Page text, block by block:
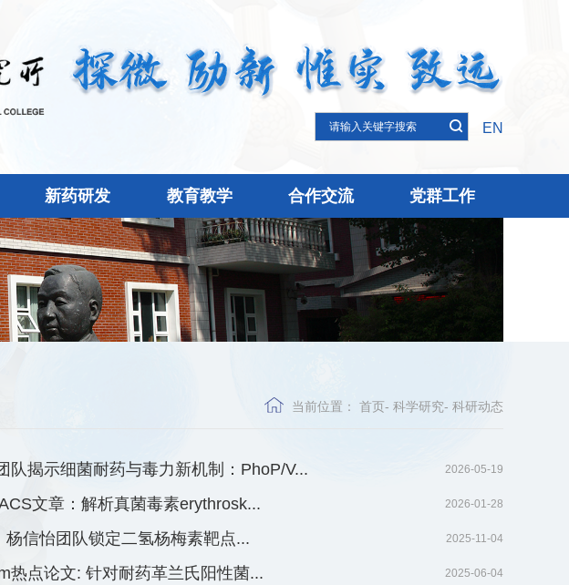
EN
新药研发 教育教学 合作交流 党群工作
当前位置： 首页- 科学研究- 科研动态
2026-05-19
揭示细菌耐药与毒力新机制：PhoP/V...
2026-01-28
文章：解析真菌毒素erythrosk...
2025-11-04
信怡团队锁定二氢杨梅素靶点...
2025-06-04
热点论文: 针对耐药革兰氏阳性菌...